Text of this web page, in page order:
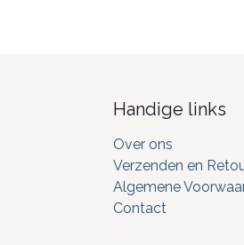
Handige links
Over ons
Verzenden en
Algemene
Contact